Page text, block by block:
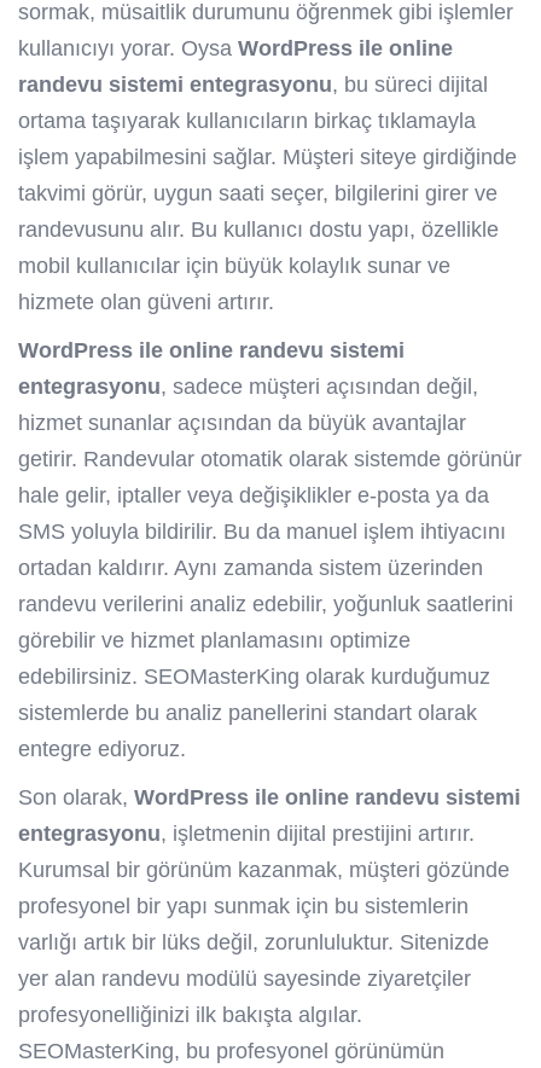
sormak, müsaitlik durumunu öğrenmek gibi işlemler
kullanıcıyı yorar. Oysa WordPress ile online
randevu sistemi entegrasyonu, bu süreci dijital
ortama taşıyarak kullanıcıların birkaç tıklamayla
işlem yapabilmesini sağlar. Müşteri siteye girdiğinde
takvimi görür, uygun saati seçer, bilgilerini girer ve
randevusunu alır. Bu kullanıcı dostu yapı, özellikle
mobil kullanıcılar için büyük kolaylık sunar ve
hizmete olan güveni artırır.
WordPress ile online randevu sistemi
entegrasyonu, sadece müşteri açısından değil,
hizmet sunanlar açısından da büyük avantajlar
getirir. Randevular otomatik olarak sistemde görünür
hale gelir, iptaller veya değişiklikler e-posta ya da
SMS yoluyla bildirilir. Bu da manuel işlem ihtiyacını
ortadan kaldırır. Aynı zamanda sistem üzerinden
randevu verilerini analiz edebilir, yoğunluk saatlerini
görebilir ve hizmet planlamasını optimize
edebilirsiniz. SEOMasterKing olarak kurduğumuz
sistemlerde bu analiz panellerini standart olarak
entegre ediyoruz.
Son olarak, WordPress ile online randevu sistemi
entegrasyonu, işletmenin dijital prestijini artırır.
Kurumsal bir görünüm kazanmak, müşteri gözünde
profesyonel bir yapı sunmak için bu sistemlerin
varlığı artık bir lüks değil, zorunluluktur. Sitenizde
yer alan randevu modülü sayesinde ziyaretçiler
profesyonelliğinizi ilk bakışta algılar.
SEOMasterKing, bu profesyonel görünümün